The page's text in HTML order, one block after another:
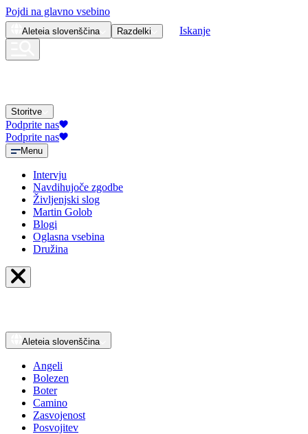
Pojdi na glavno vsebino
Aleteia slovenščina Razdelki Iskanje
Storitve
Podprite nas
Podprite nas
Menu
Intervju
Navdihujoče zgodbe
Življenjski slog
Martin Golob
Blogi
Oglasna vsebina
Družina
Aleteia slovenščina
Angeli
Bolezen
Boter
Camino
Zasvojenost
Posvojitev